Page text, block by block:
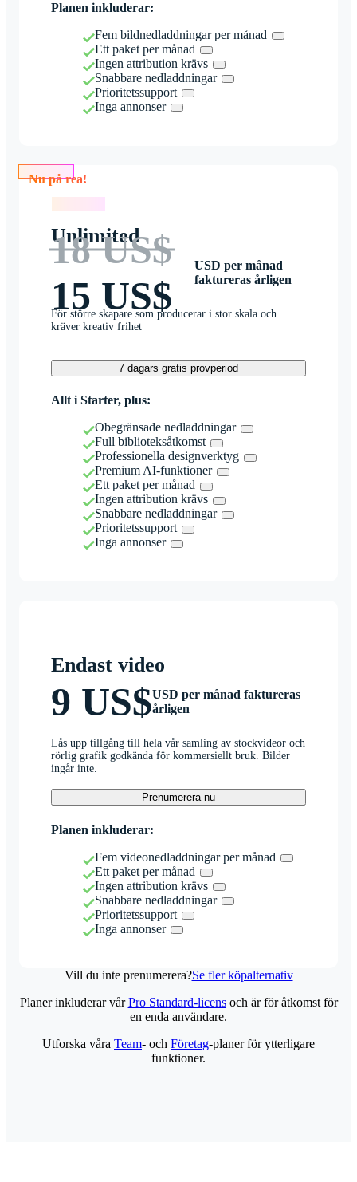
Planen inkluderar:
Fem bildnedladdningar per månad
Ett paket per månad
Ingen attribution krävs
Snabbare nedladdningar
Prioritetssupport
Inga annonser
Nu på rea!
Unlimited
18 US$
15 US$
USD per månad
faktureras årligen
För större skapare som producerar i stor skala och
kräver kreativ frihet
7 dagars gratis provperiod
Allt i Starter, plus:
Obegränsade nedladdningar
Full biblioteksåtkomst
Professionella designverktyg
Premium AI-funktioner
Ett paket per månad
Ingen attribution krävs
Snabbare nedladdningar
Prioritetssupport
Inga annonser
Endast video
9 US$USD per månad faktureras
årligen
Lås upp tillgång till hela vår samling av stockvideor och
rörlig grafik godkända för kommersiellt bruk. Bilder
ingår inte.
Prenumerera nu
Planen inkluderar:
Fem videonedladdningar per månad
Ett paket per månad
Ingen attribution krävs
Snabbare nedladdningar
Prioritetssupport
Inga annonser
Vill du inte prenumerera?Se fler köpalternativ
Planer inkluderar vårPro Standard-licensoch är för åtkomst för
en enda användare.
Utforska våra Team- och Företag-planer för ytterligare
funktioner.